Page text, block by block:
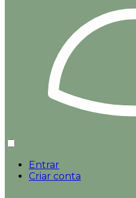
Entrar
Criar conta